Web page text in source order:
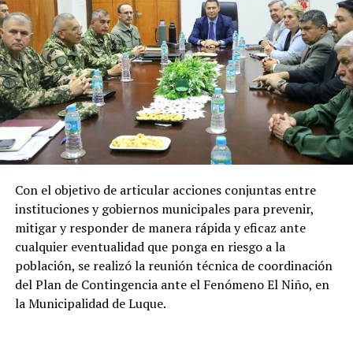
para el desarrollo económico, social y
energético del país
Los recursos provenientes de los royalties tienen como
destino el financiamiento de gastos contemplados en el
Presupuesto General de la Nación (PGN), ejecutadas por
el Ministerio de Economía y Finanzas (MEF) destinada a
gobernaciones y municipios para la ejecución de obras y
proyectos.
Por el lado de los fondos provenientes de la cesión de
energía son destinados al Fondo Nacional de
Alimentación Escolar (Fonae), permitiendo fortalecer
las inversiones de los gobiernos departamentales y
municipales en esta materia.
En tanto que los pagos realizados a la ANDE
Con el objetivo de articular acciones conjuntas entre
instituciones y gobiernos municipales para prevenir,
mitigar y responder de manera rápida y eficaz ante
cualquier eventualidad que ponga en riesgo a la
población, se realizó la reunión técnica de coordinación
del Plan de Contingencia ante el Fenómeno El Niño, en
la Municipalidad de Luque.